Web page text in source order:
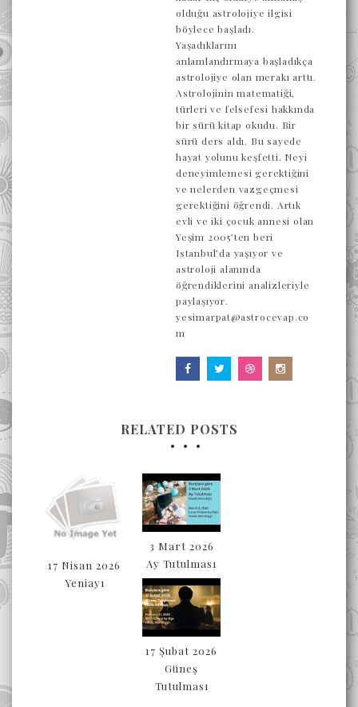
olduğu astrolojiye ilgisi
böylece başladı.
Yaşadıklarını
anlamlandırmaya başladıkça
astrolojiye olan merakı arttı.
Astrolojinin matematiği,
türleri ve felsefesi hakkında
bir sürü kitap okudu. Bir
sürü ders aldı. Bu sayede
hayat yolunu keşfetti. Neyi
deneyimlemesi gerektiğini
ve nelerden vazgeçmesi
gerektiğini öğrendi. Artık
evli ve iki çocuk annesi olan
Yeşim 2005’ten beri
Istanbul’da yaşıyor ve
astroloji alanında
öğrendiklerini analizleriyle
paylaşıyor.
yesimarpat@astrocevap.co
m
RELATED POSTS
17 Nisan 2026
Yeniayı
3 Mart 2026
Ay Tutulması
17 Şubat 2026
Güneş
Tutulması